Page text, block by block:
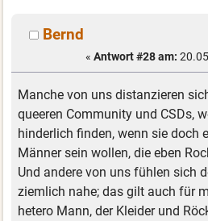
Bernd
« Antwort #28 am:
Manche von uns distanzieren
queeren Community und CSDs,
hinderlich finden, wenn sie doch
Männer sein wollen, die eben
Und andere von uns fühlen sich
ziemlich nahe; das gilt auch für
hetero Mann, der Kleider und